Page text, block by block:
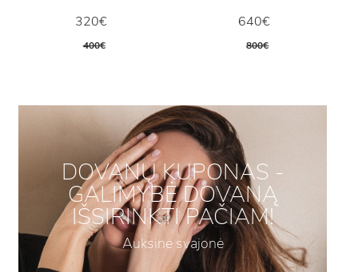
320€
400€
640€
800€
DOVANŲ KUPONAS -
GALIMYBĖ DOVANĄ
IŠSIRINKTI PAČIAM!
Auksinė svajonė